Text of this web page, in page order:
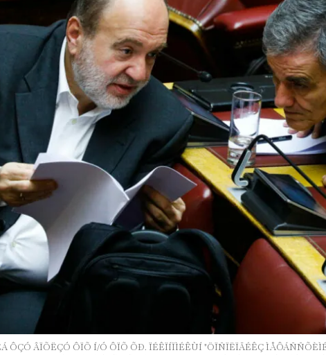
ÔÇÓ ÂÏÕËÇÓ ÔÏÕ Í/Ó ÔÏÕ ÕÐ. ÏÉÊÏÍÏÌÉÊÙÍ "ÖÏÑÏËÏÃÉÊÇ